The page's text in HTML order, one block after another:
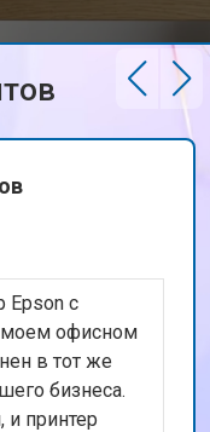
Epson с
моем офисном
в тот же
бизнеса.
принтер